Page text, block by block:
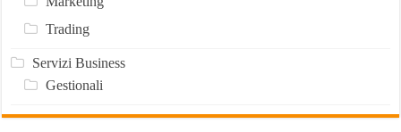
Trading
Servizi Business
Gestionali